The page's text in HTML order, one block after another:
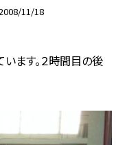
11/18
ます。２時間目の後